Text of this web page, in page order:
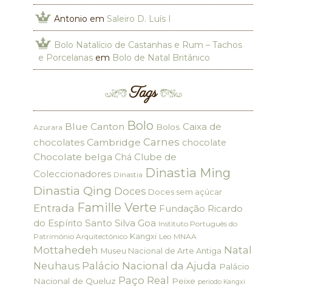
Antonio em Saleiro D. Luís I
Bolo Natalício de Castanhas e Rum – Tachos
e Porcelanas em Bolo de Natal Britânico
Tags
Azurara Blue Canton Bolo Bolos Caixa de
chocolates Cambridge Carnes chocolate
Chocolate belga Chá Clube de
Coleccionadores Dinastia Dinastia Ming
Dinastia Qing Doces Doces sem açúcar
Entrada Famille Verte Fundação Ricardo
do Espírito Santo Silva Goa Instituto Português do
Património Arquitectónico Kangxi Leo MNAA
Mottahedeh Museu Nacional de Arte Antiga Natal
Neuhaus Palácio Nacional da Ajuda Palácio
Nacional de Queluz Paço Real Peixe periodo Kangxi